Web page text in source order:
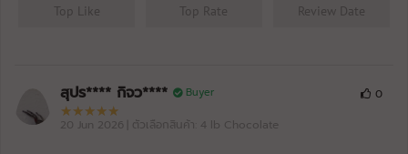
Top Like Top Rate Review Date
สุปร**** กิจว**** Buyer
20 Jun 2026 | ตัวเลือกสินค้า: 4 lb Chocolate
0